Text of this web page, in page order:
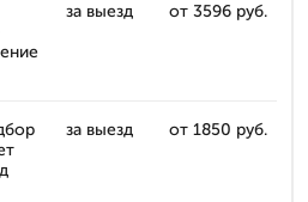
за выезд от 3596 руб.
за выезд от 1850 руб.